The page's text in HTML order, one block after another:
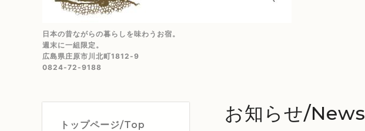
日本の昔ながらの暮らしを味わうお宿。
週末に一組限定。
広島県庄原市川北町1812-9
0824-72-9188
トップページ/Top
お知らせ/News